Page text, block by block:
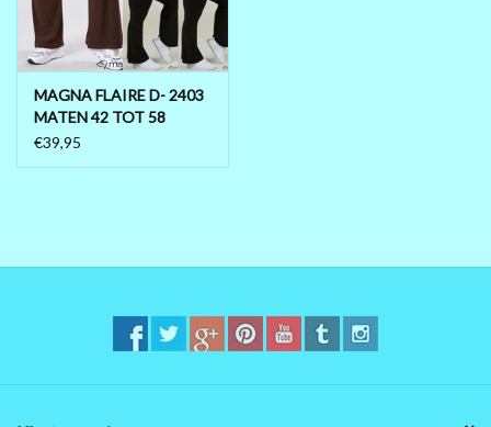
MAGNA FLAIRE D- 2403
MATEN 42 TOT 58
€39,95